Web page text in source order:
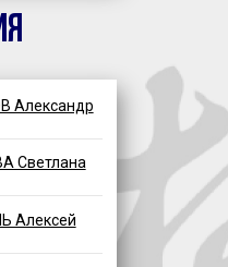
Александр
Светлана
Алексей